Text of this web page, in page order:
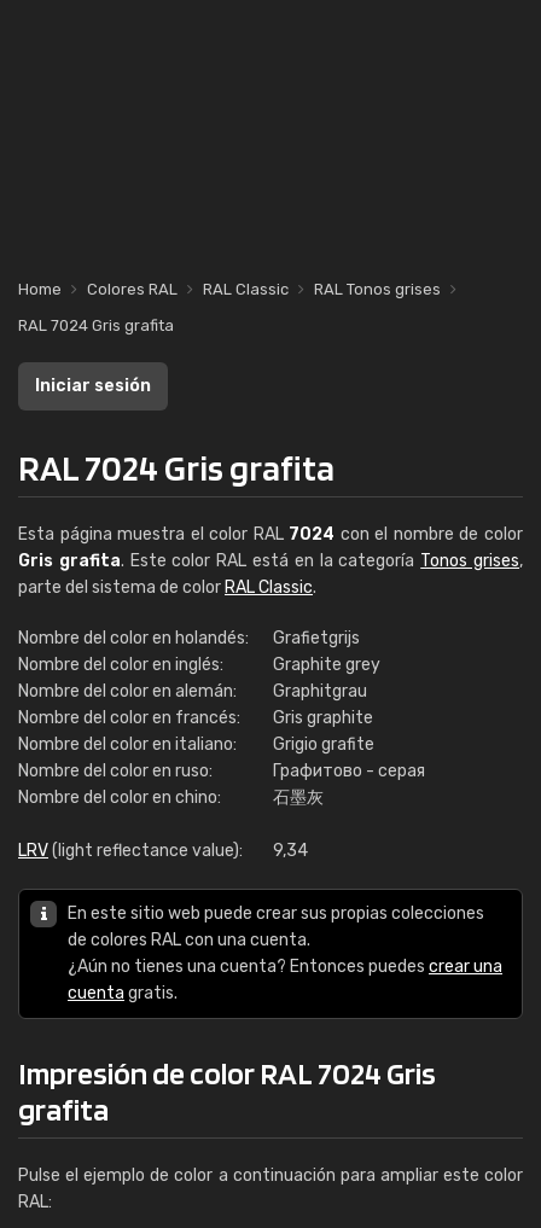
Home Colores RAL RAL Classic
RAL Tonos grises
RAL 7024 Gris grafita
Iniciar sesión
RAL 7024 Gris grafita
Esta página muestra el color RAL 7024 con el nombre de color
Gris grafita. Este color RAL está en la categoría Tonos grises,
parte del sistema de color RAL Classic.
Nombre del color en holandés:
Grafietgrijs
Nombre del color en inglés:
Graphite grey
Nombre del color en alemán:
Graphitgrau
Nombre del color en francés:
Gris graphite
Nombre del color en italiano:
Grigio grafite
Nombre del color en ruso:
Графитово - серая
Nombre del color en chino:
石墨灰
LRV(light reflectance value): 9,34
En este sitio web puede crear sus propias colecciones
de colores RAL con una cuenta.
¿Aún no tienes una cuenta? Entonces puedes crear una
cuenta gratis.
Impresión de color RAL 7024 Gris
grafita
Pulse el ejemplo de color a continuación para ampliar este color
RAL: